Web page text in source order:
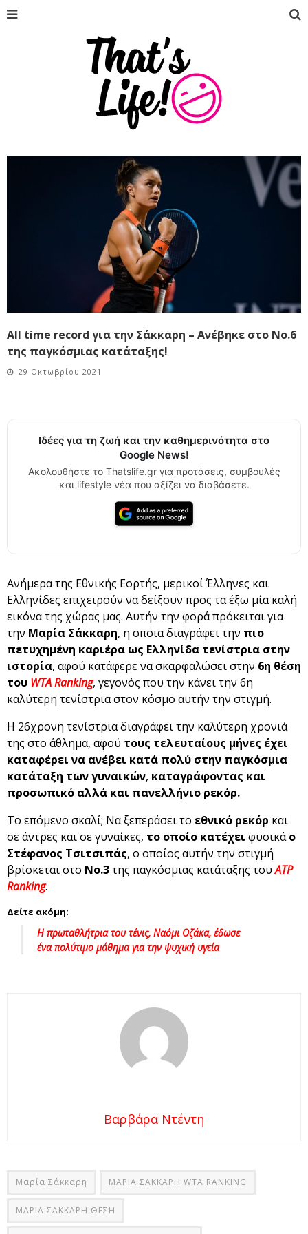
All time record για την Σάκκαρη – Ανέβηκε στο No.6
της παγκόσμιας κατάταξης!
29 Οκτωβρίου 2021
Ιδέες για τη ζωή και την καθημερινότητα στο
Google News!
Ακολουθήστε το Thatslife.gr για προτάσεις, συμβουλές
και lifestyle νέα που αξίζει να διαβάσετε.
Ανήμερα της Εθνικής Εορτής, μερικοί Έλληνες και
Ελληνίδες επιχειρούν να δείξουν προς τα έξω μία καλή
εικόνα της χώρας μας. Αυτήν την φορά πρόκειται για
την Μαρία Σάκκαρη, η οποια διαγράφει την πιο
πετυχημένη καριέρα ως Ελληνίδα τενίστρια στην
ιστορία, αφού κατάφερε να σκαρφαλώσει στην 6η θέση
του WTA Ranking, γεγονός που την κάνει την 6η
καλύτερη τενίστρια στον κόσμο αυτήν την στιγμή.
Η 26χρονη τενίστρια διαγράφει την καλύτερη χρονιά
της στο άθλημα, αφού τους τελευταίους μήνες έχει
καταφέρει να ανέβει κατά πολύ στην παγκόσμια
κατάταξη των γυναικών, καταγράφοντας και
προσωπικό αλλά και πανελλήνιο ρεκόρ.
Το επόμενο σκαλί; Να ξεπεράσει το εθνικό ρεκόρ και
σε άντρες και σε γυναίκες, το οποίο κατέχει φυσικάο
Στέφανος Τσιτσιπάς, ο οποίος αυτήν την στιγμή
βρίσκεται στο Νο.3της παγκόσμιας κατάταξης τουATP
Ranking.
Δείτε ακόμη:
Η πρωταθλήτρια του τένις, Ναόμι Οζάκα, έδωσε
ένα πολύτιμο μάθημα για την ψυχική υγεία
Βαρβάρα Ντέντη
Μαρία Σάκκαρη ΜΑΡΙΑ ΣΑΚΚΑΡΗ WTA RANKING
ΜΑΡΙΑ ΣΑΚΚΑΡΗ ΘΕΣΗ